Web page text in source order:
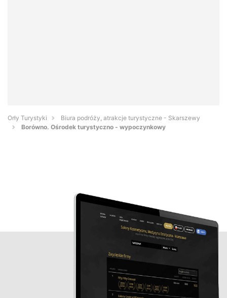
Orły Turystyki
Biura podróży, atrakcje turystyczne - Skarszewy
Borówno. Ośrodek turystyczno - wypoczynkowy